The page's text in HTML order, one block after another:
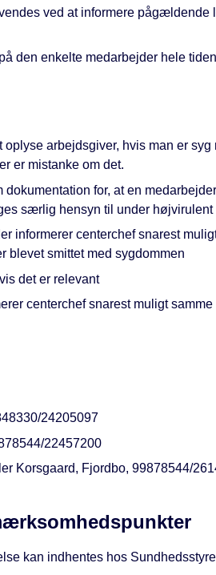
ved at informere pågældende
den enkelte medarbejder hele
arbejdsgiver, hvis man er syg
er mistanke om det.
for, at en
særlig hensyn til under højvirulent
informerer centerchef snarest
blevet smittet med sygdommen
det er relevant
centerchef snarest muligt samme
24205097
22457200
Korsgaard, Fjordbo, 99878544/
kan indhentes hos